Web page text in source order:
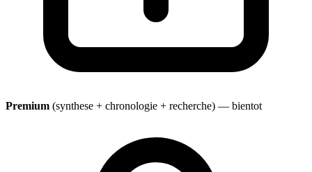
Premium (synthese + chronologie + recherche) — bientot